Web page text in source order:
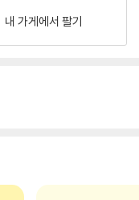
내 가게에서 팔기